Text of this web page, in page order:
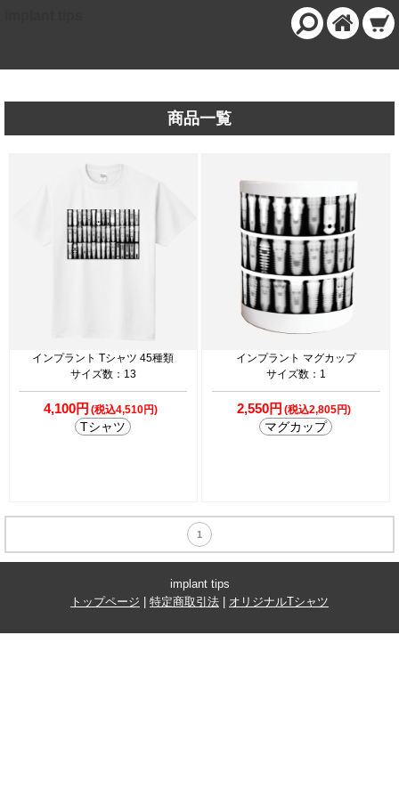
商品一覧
インプラント Tシャツ 45種類
サイズ数：13
4,100円 (税込4,510円)
Tシャツ
インプラント マグカップ
サイズ数：1
2,550円 (税込2,805円)
マグカップ
1
implant tips
トップページ
特定商取引法 オリジナルTシャツ